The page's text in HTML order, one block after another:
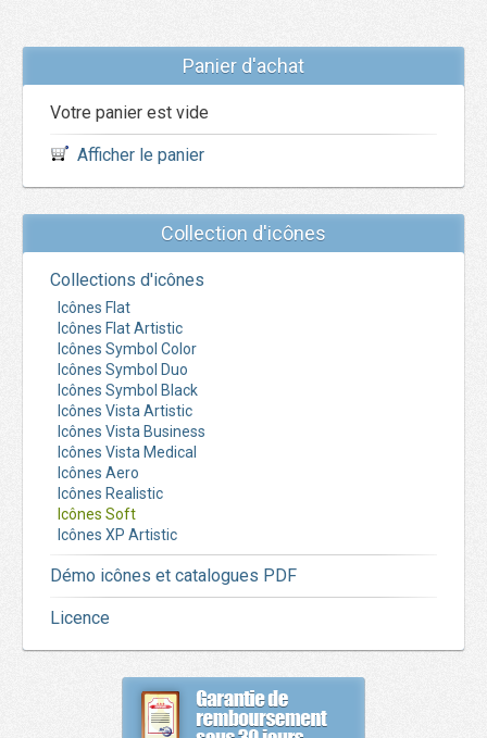
Panier d'achat
Votre panier est vide
Afficher le panier
Collection d'icônes
Collections d'icônes
Icônes Flat
Icônes Flat Artistic
Icônes Symbol Color
Icônes Symbol Duo
Icônes Symbol Black
Icônes Vista Artistic
Icônes Vista Business
Icônes Vista Medical
Icônes Aero
Icônes Realistic
Icônes Soft
Icônes XP Artistic
Démo icônes et catalogues PDF
Licence